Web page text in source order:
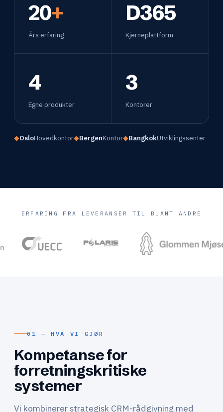
20+
Års erfaring
D365
Kjerneplattform
4
Egne produkter
3
Kontorer
◆OsloHovedkontor◆BergenKontor◆BangkokUtviklingssenter
ERFARING FRA LEVERANSER TIL BLANT ANDRE
01 — HVA VI GJØR
Kompetanse for
forretningskritiske
systemer
Vi kombinerer strategisk CRM-rådgivning med